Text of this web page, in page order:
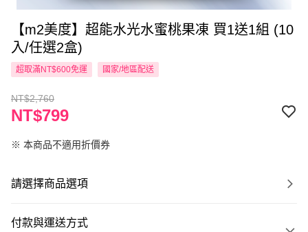
【m2美度】超能水光水蜜桃果凍 買1送1組 (10
入/任選2盒)
超取滿NT$600免運 國家/地區配送
NT$2,760
NT$799
※ 本商品不適用折價券
請選擇商品選項
付款與運送方式